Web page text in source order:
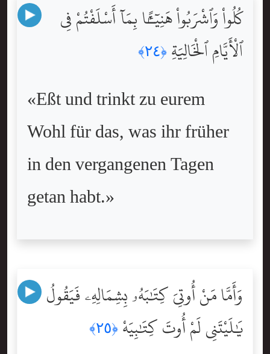
كُلُواْ وَٱشْرَبُواْ هَنِيٓـًٔۢا بِمَآ أَسْلَفْتُمْ فِى
ٱلْأَيَّامِ ٱلْخَالِيَةِ ﴿٢٤﴾
«Eßt und trinkt zu eurem
Wohl für das, was ihr früher
in den vergangenen Tagen
getan habt.»
وَأَمَّا مَنْ أُوتِىَ كِتَٰبَهُۥ بِشِمَالِهِۦ فَيَقُولُ
يَٰلَيْتَنِى لَمْ أُوتَ كِتَٰبِيَهْ ﴿٢٥﴾